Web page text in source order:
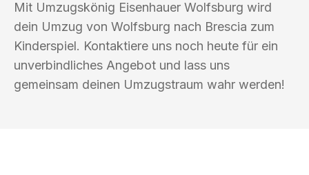
Mit Umzugskönig Eisenhauer Wolfsburg wird
dein Umzug von Wolfsburg nach Brescia zum
Kinderspiel. Kontaktiere uns noch heute für ein
unverbindliches Angebot und lass uns
gemeinsam deinen Umzugstraum wahr werden!